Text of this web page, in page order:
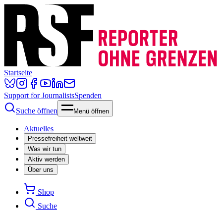
Startseite
Support for JournalistsSpenden
Suche öffnen
Menü öffnen
Aktuelles
Pressefreiheit weltweit
Was wir tun
Aktiv werden
Über uns
Shop
Suche